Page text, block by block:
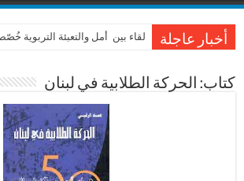
أخبار عاجلة لقاء بين أمل والتعبئة التربوية
كتاب: الحركة الطلابية في لبنان